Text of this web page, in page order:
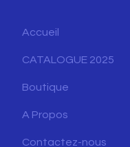
Accueil
CATALOGUE 2025
Boutique
A Propos
Contactez-nous